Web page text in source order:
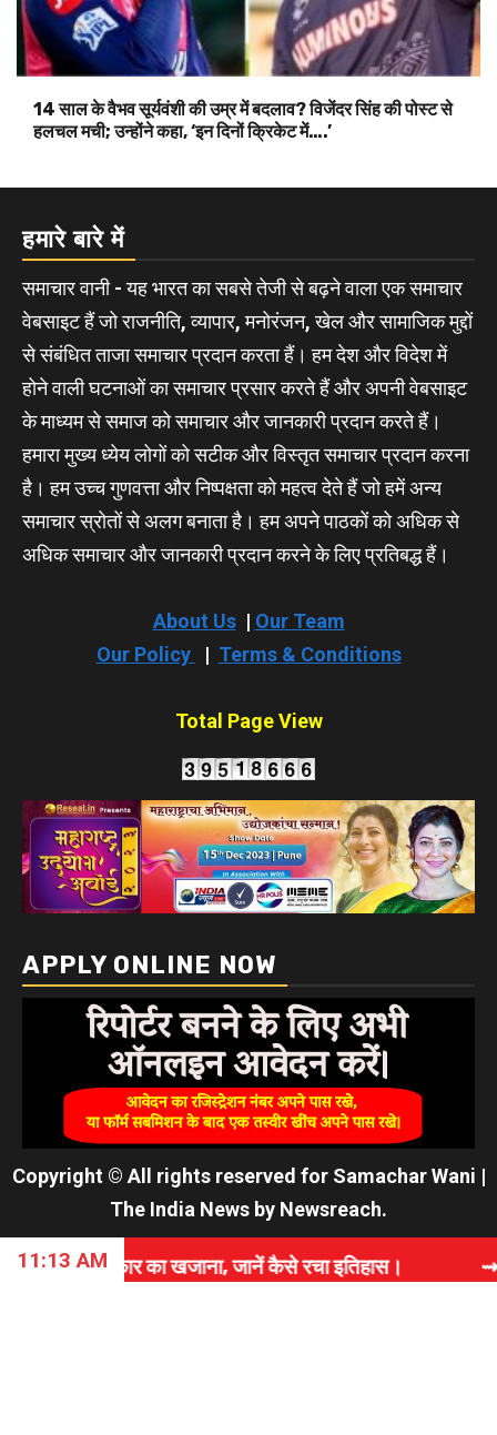
14 साल के वैभव सूर्यवंशी की उम्र में बदलाव? विजेंदर सिंह की पोस्ट से
हलचल मची; उन्होंने कहा, ‘इन दिनों क्रिकेट में….’
हमारे बारे में
समाचार वानी - यह भारत का सबसे तेजी से बढ़ने वाला एक समाचार
वेबसाइट हैं जो राजनीति, व्यापार, मनोरंजन, खेल और सामाजिक मुद्दों
से संबंधित ताजा समाचार प्रदान करता हैं। हम देश और विदेश में
होने वाली घटनाओं का समाचार प्रसार करते हैं और अपनी वेबसाइट
के माध्यम से समाज को समाचार और जानकारी प्रदान करते हैं।
हमारा मुख्य ध्येय लोगों को सटीक और विस्तृत समाचार प्रदान करना
है। हम उच्च गुणवत्ता और निष्पक्षता को महत्व देते हैं जो हमें अन्य
समाचार स्रोतों से अलग बनाता है। हम अपने पाठकों को अधिक से
अधिक समाचार और जानकारी प्रदान करने के लिए प्रतिबद्ध हैं।
About Us| Our Team
Our Policy
| Terms & Conditions
Total Page View
APPLY ONLINE NOW
Copyright © All rights reserved for Samachar Wani |
The India News by Newsreach.
11:13 AM
का खजाना, जानें कैसे रचा इतिहास। ⇝ PAK सेना के